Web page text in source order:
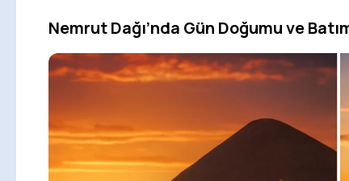
Nemrut Dağı’nda Gün Doğumu ve